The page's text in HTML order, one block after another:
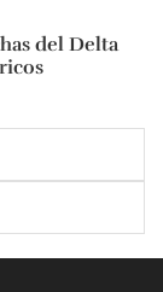
del Delta